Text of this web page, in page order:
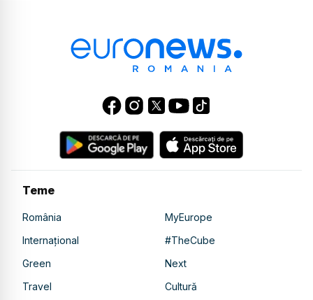
Teme
România
MyEurope
Internațional
#TheCube
Green
Next
Travel
Cultură